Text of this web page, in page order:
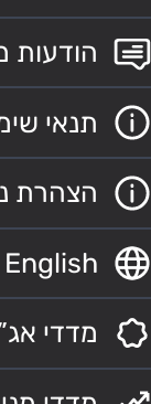
הודעות
תנאי
הצהרת
English
מדדי